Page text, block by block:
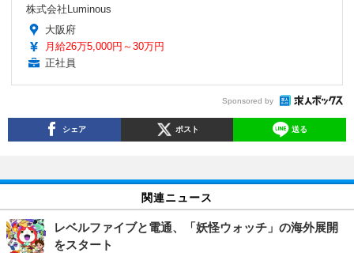
株式会社Luminous
大阪府
月給26万5,000円～30万円
正社員
Sponsored by
シェア ポスト 送る
関連ニュース
レベルファイブと電通、「妖怪ウォッチ」の海外展開
をスタート